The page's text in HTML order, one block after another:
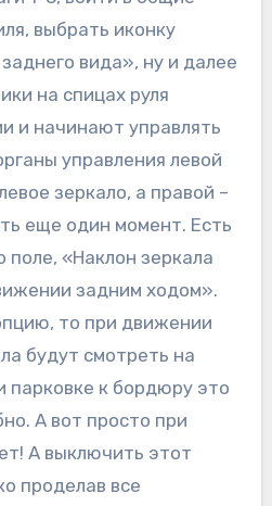
выбрать иконку
вида», ну и далее
на спицах руля
и начинают управлять
управления левой
зеркало, а правой –
еще один момент. Есть
поле, «Наклон зеркала
задним ходом».
то при движении
будут смотреть на
парковке к бордюру это
А вот просто при
А выключить этот
проделав все